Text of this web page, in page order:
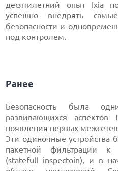
десятилетний опыт Ixia
успешно внедрять
безопасности и
под контролем.
Ранее
Безопасность была
развивающихся
появления первых
Эти одиночные устройства
пакетной фильтрации к
(statefull inspectoin), и в